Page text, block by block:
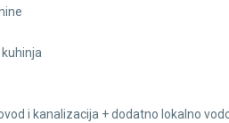
i kanalizacija + dodatno lokalno